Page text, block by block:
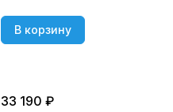
В корзину
33 190 ₽